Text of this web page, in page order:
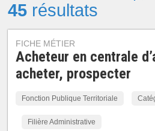
45 résultats
FICHE MÉTIER
Acheteur en centrale
acheter, prospecter
Fonction Publique Territoriale
Filière Administrative